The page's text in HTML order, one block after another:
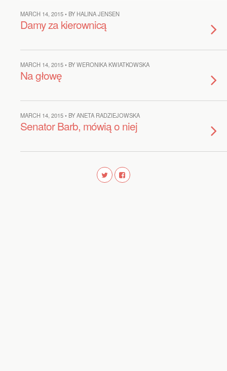
MARCH 14, 2015 • BY HALINA JENSEN
Damy za kierownicą
MARCH 14, 2015 • BY WERONIKA KWIATKOWSKA
Na głowę
MARCH 14, 2015 • BY ANETA RADZIEJOWSKA
Senator Barb, mówią o niej